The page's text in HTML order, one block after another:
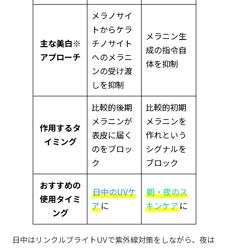
主な美白※
アプローチ
メラノサイ
トからケラ
チノサイト
へのメラニ
ンの受け渡
しを抑制
メラニン生
成の指令自
体を抑制
作用するタ
イミング
比較的後期
メラニンが
表皮に届く
のをブロッ
ク
比較的初期
メラニンを
作れという
シグナルを
ブロック
おすすめの
使用タイミ
ング
日中のUVケ
アに
朝・夜のス
キンケアに
日中はリンクルブライトUVで紫外線対策をしながら、夜は